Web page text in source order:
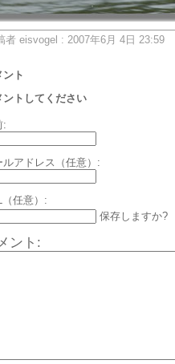
者 eisvogel : 2007年6月 4日 23:59
ント
ントしてください
:
ルアドレス（任意）:
（任意）:
保存しますか?
ント: